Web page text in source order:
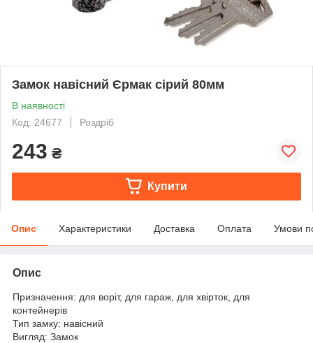
Замок навісний Єрмак сірий 80мм
В наявності
Код: 24677
Роздріб
243 ₴
Купити
Опис Характеристики Доставка Оплата Умови
Опис
Призначення: для воріт, для гараж, для хвірток, для
контейнерів
Тип замку: навісний
Вигляд: Замок